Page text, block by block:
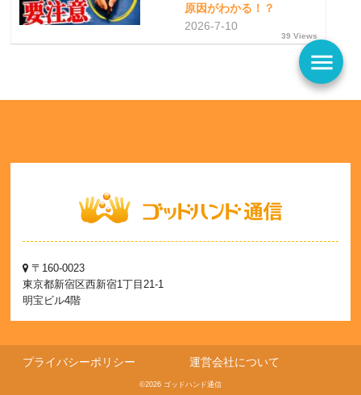
原因がわかる！？
2026-7-10
39 Views
menu
〒160-0023
東京都新宿区西新宿1丁目21-1
明宝ビル4階
プライバシーポリシー 運営会社について
©2026 ゴッドハンド通信